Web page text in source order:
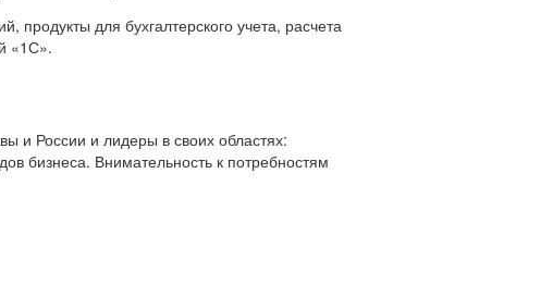
для бухгалтерского учета, расчета
«1С».
и России и лидеры в своих областях:
бизнеса. Внимательность к потребностям